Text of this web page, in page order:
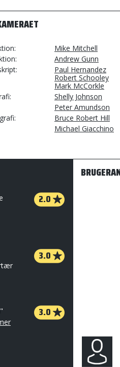
Mike Mitchell
Andrew Gunn
Paul Hernandez
Robert Schooley
Mark McCorkle
Shelly Johnson
Peter Amundson
Bruce Robert Hill
Michael Giacchino
2.0
3.0
3.0